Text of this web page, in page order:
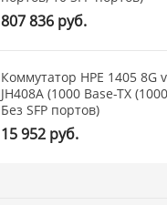
807 836 руб.
Коммутатор HPE 1405 8G
JH408A (1000 Base-TX
Без SFP портов)
15 952 руб.